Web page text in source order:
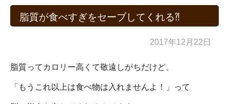
脂質が食べすぎをセーブしてくれる⁈
2017年12月22日
脂質ってカロリー高くて敬遠しがちだけど、
「もうこれ以上は食べ物は入れませんよ！」って